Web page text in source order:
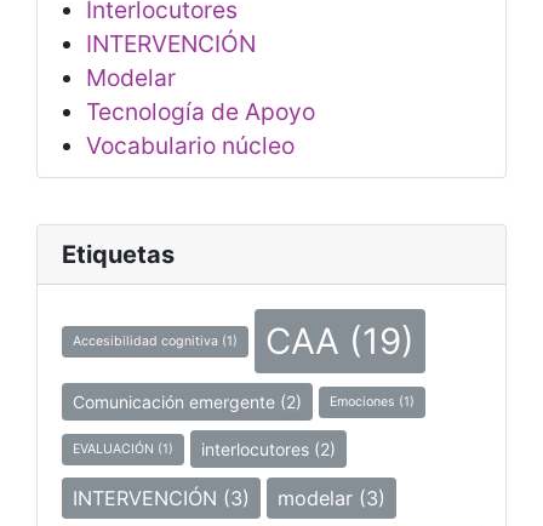
Interlocutores
INTERVENCIÓN
Modelar
Tecnología de Apoyo
Vocabulario núcleo
Etiquetas
Accesibilidad cognitiva (1) CAA (19)
Comunicación emergente (2) Emociones (1)
EVALUACIÓN (1) interlocutores (2)
INTERVENCIÓN (3) modelar (3)